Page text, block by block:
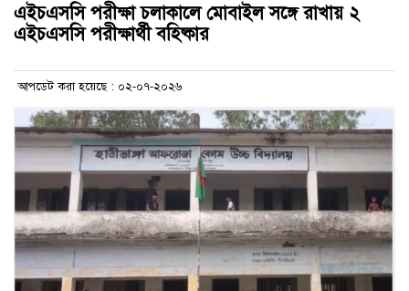
এইচএসসি পরীক্ষা চলাকালে মোবাইল সঙ্গে রাখায় ২
এইচএসসি পরীক্ষার্থী বহিষ্কার
আপডেট করা হয়েছে : ০২-০৭-২০২৬